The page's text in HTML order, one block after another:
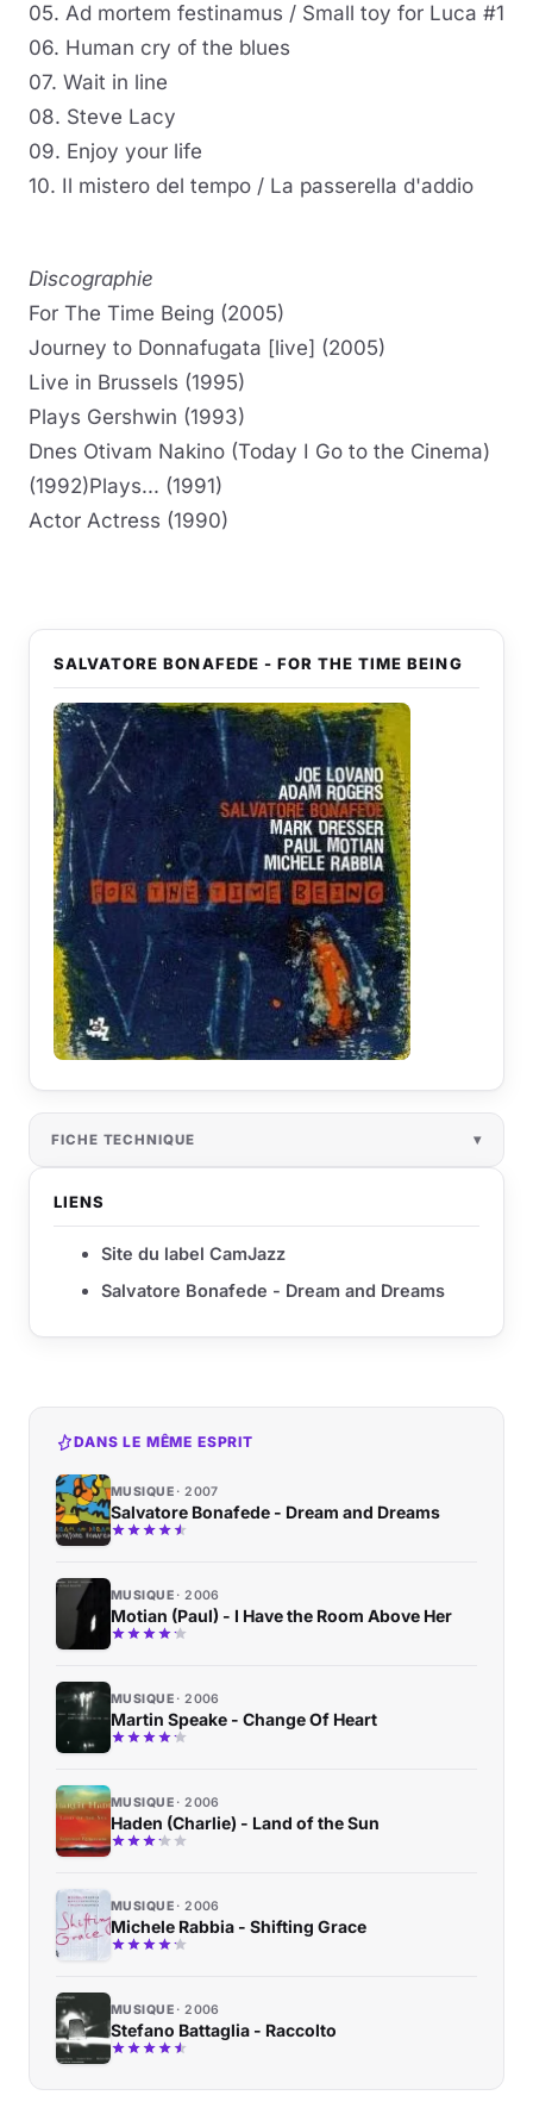
05. Ad mortem festinamus / Small toy for Luca #1
06. Human cry of the blues
07. Wait in line
08. Steve Lacy
09. Enjoy your life
10. Il mistero del tempo / La passerella d'addio
Discographie
For The Time Being (2005)
Journey to Donnafugata [live] (2005)
Live in Brussels (1995)
Plays Gershwin (1993)
Dnes Otivam Nakino (Today I Go to the Cinema)
(1992)Plays... (1991)
Actor Actress (1990)
SALVATORE BONAFEDE - FOR THE TIME BEING
FICHE TECHNIQUE
LIENS
Site du label CamJazz
Salvatore Bonafede - Dream and Dreams
DANS LE MÊME ESPRIT
MUSIQUE 2007
Salvatore Bonafede - Dream and Dreams
MUSIQUE 2006
Motian (Paul) - I Have the Room Above Her
MUSIQUE 2006
Martin Speake - Change Of Heart
MUSIQUE 2006
Haden (Charlie) - Land of the Sun
MUSIQUE 2006
Michele Rabbia - Shifting Grace
MUSIQUE 2006
Stefano Battaglia - Raccolto